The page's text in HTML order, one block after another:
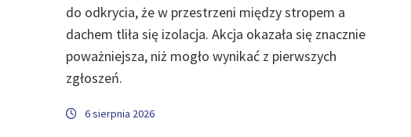
do odkrycia, że w przestrzeni między stropem a
dachem tliła się izolacja. Akcja okazała się znacznie
poważniejsza, niż mogło wynikać z pierwszych
zgłoszeń.
6 sierpnia 2026